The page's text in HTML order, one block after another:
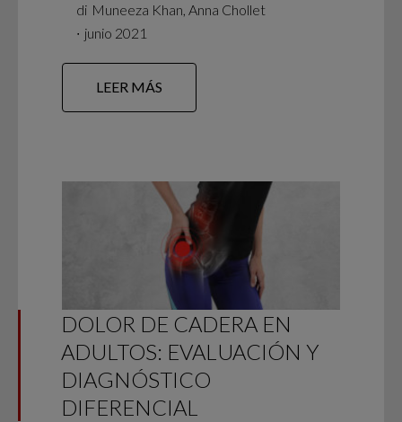
di Muneeza Khan, Anna Chollet
∙ junio 2021
LEER MÁS
DOLOR DE CADERA EN
ADULTOS: EVALUACIÓN Y
DIAGNÓSTICO
DIFERENCIAL